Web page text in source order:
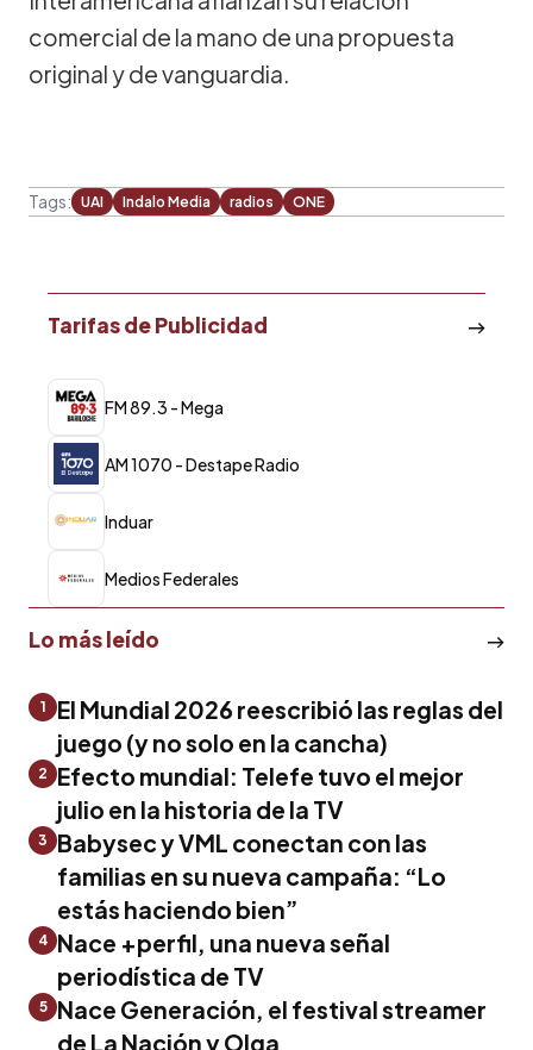
comercial de la mano de una propuesta
original y de vanguardia.
Tags: UAI Indalo Media radios ONE
Tarifas de Publicidad
FM 89.3 - Mega
AM 1070 - Destape Radio
Induar
Medios Federales
Lo más leído
1
El Mundial 2026 reescribió las reglas del
juego (y no solo en la cancha)
2
Efecto mundial: Telefe tuvo el mejor
julio en la historia de la TV
3
Babysec y VML conectan con las
familias en su nueva campaña: “Lo
estás haciendo bien”
4 Nace +perfil, una nueva señal
periodística de TV
5
Nace Generación, el festival streamer
de La Nación y Olga